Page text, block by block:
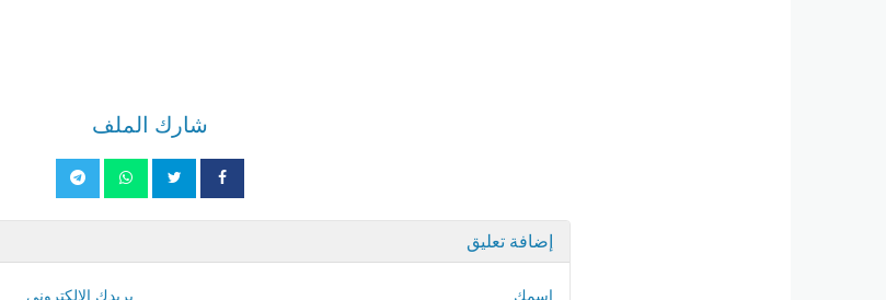
شارك الملف
إضافة تعليق
اسمك بريدك الإلكتروني